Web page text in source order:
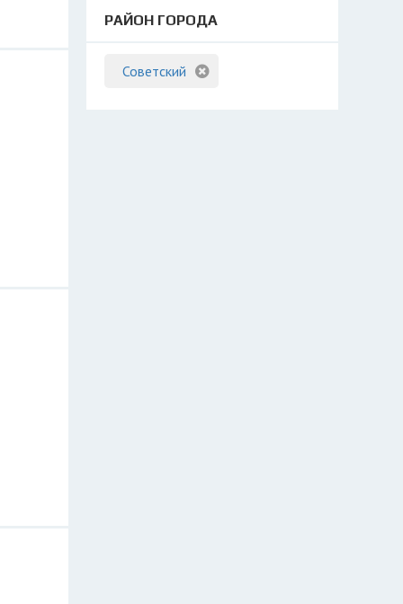
РАЙОН ГОРОДА
Советский